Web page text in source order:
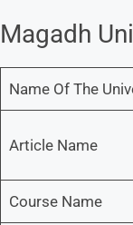
Magadh
Name Of The
Article Name
Course Name